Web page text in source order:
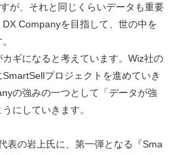
が、それと同じくらいデータも重要
Companyを目指して、世の中を
ギになると考えています。Wiz社の
プロジェクトを進めていき
の強みの一つとして「データが強
にしていきます。
表の岩上氏に、第一弾となる『Sma